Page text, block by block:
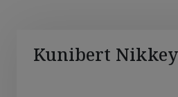
Kunibert